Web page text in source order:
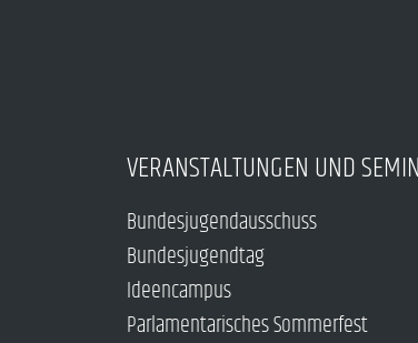
VERANSTALTUNGEN UND
Bundesjugendausschuss
Bundesjugendtag
Ideencampus
Parlamentarisches Sommerfest